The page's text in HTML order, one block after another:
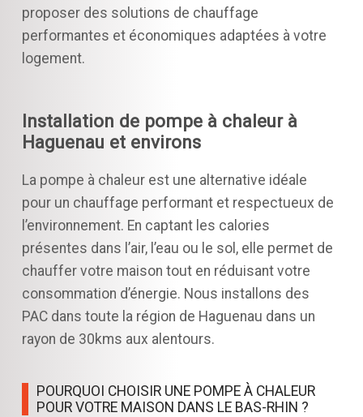
proposer des solutions de chauffage
performantes et économiques adaptées à votre
logement.
Installation de pompe à chaleur à
Haguenau et environs
La pompe à chaleur est une alternative idéale
pour un chauffage performant et respectueux de
l’environnement. En captant les calories
présentes dans l’air, l’eau ou le sol, elle permet de
chauffer votre maison tout en réduisant votre
consommation d’énergie. Nous installons des
PAC dans toute la région de Haguenau dans un
rayon de 30kms aux alentours.
POURQUOI CHOISIR UNE POMPE À CHALEUR
POUR VOTRE MAISON DANS LE BAS-RHIN ?